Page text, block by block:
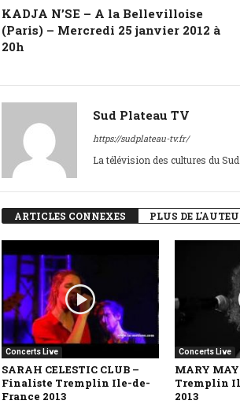
KADJA N’SE – A la Bellevilloise
(Paris) – Mercredi 25 janvier 2012 à
20h
Sud Plateau TV
https://sudplateau-tv.fr/
La télévision des cultures du Sud.
ARTICLES CONNEXES PLUS DE
Concerts Live
SARAH CELESTIC CLUB –
Finaliste Tremplin Ile-de-
France 2013
Concerts Live
MARY
Tremplin
2013